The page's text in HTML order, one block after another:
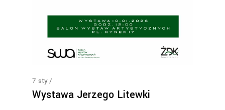
7 sty
Wystawa Jerzego Litewki